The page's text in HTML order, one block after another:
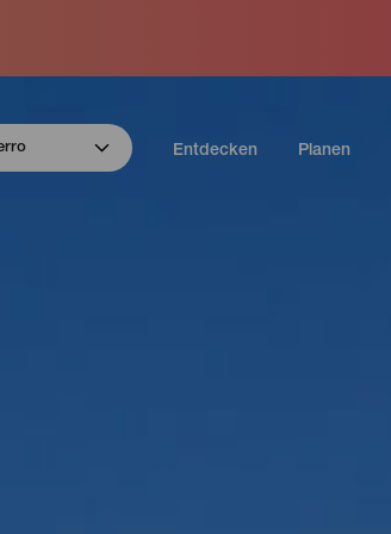
Entdecken Planen